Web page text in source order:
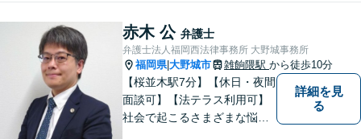
赤木 公 弁護士
弁護士法人福岡西法律事務所 大野城事務所
福岡県|大野城市 雑餉隈駅 から徒歩10分
【桜並木駅7分】【休日・夜間
面談可】【法テラス利用可】
社会で起こるさまざまな悩み
詳細を見
る